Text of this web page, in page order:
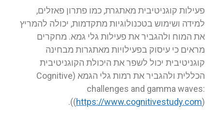
פעילות קוגניטיבית מאתגרת, כמו פתרון פאזלים,
למידה ושימוש בטכנולוגיות מתקדמות, יכולה להמריץ
את המוח ולהגביר את פעילות גלי גמא. מחקרים
מראים כי עיסוק בפעילויות מאתגרות מבחינה
קוגניטיבית יכול לשפר את היכולת הקוגניטיבית
הכללית ולהגביר את רמות גלי הגמא (Cognitive
challenges and gamma waves:
(https://www.cognitivestudy.com)).